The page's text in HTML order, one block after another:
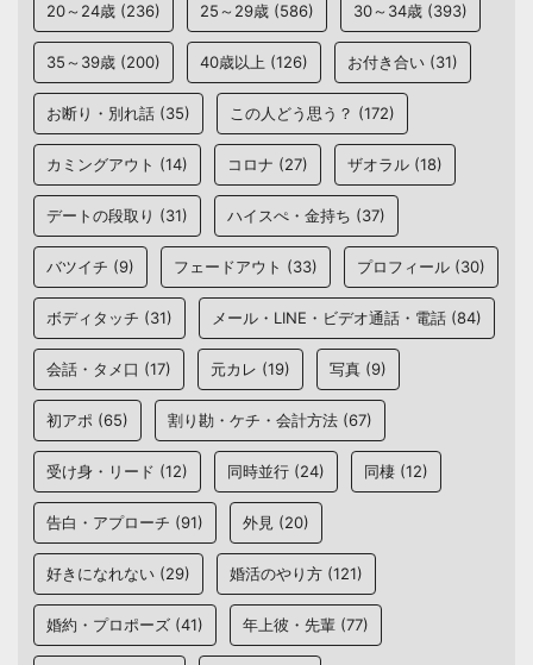
20～24歳 (236) 25～29歳 (586) 30～34歳 (393)
35～39歳 (200) 40歳以上 (126) お付き合い (31)
お断り・別れ話 (35) この人どう思う？ (172)
カミングアウト (14) コロナ (27) ザオラル (18)
デートの段取り (31) ハイスぺ・金持ち (37)
バツイチ (9) フェードアウト (33) プロフィール (30)
ボディタッチ (31) メール・LINE・ビデオ通話・電話 (84)
会話・タメ口 (17) 元カレ (19) 写真 (9)
初アポ (65) 割り勘・ケチ・会計方法 (67)
受け身・リード (12) 同時並行 (24) 同棲 (12)
告白・アプローチ (91) 外見 (20)
好きになれない (29) 婚活のやり方 (121)
婚約・プロポーズ (41) 年上彼・先輩 (77)